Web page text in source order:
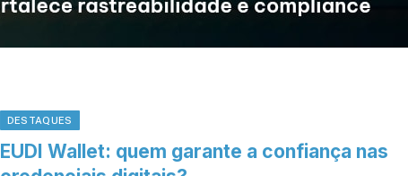
DESTAQUES
EUDI Wallet: quem garante a confiança nas